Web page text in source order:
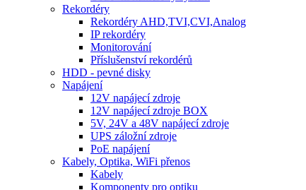
Rekordéry
Rekordéry AHD,TVI,CVI,Analog
IP rekordéry
Monitorování
Příslušenství rekordérů
HDD - pevné disky
Napájení
12V napájecí zdroje
12V napájecí zdroje BOX
5V, 24V a 48V napájecí zdroje
UPS záložní zdroje
PoE napájení
Kabely, Optika, WiFi přenos
Kabely
Komponenty pro optiku